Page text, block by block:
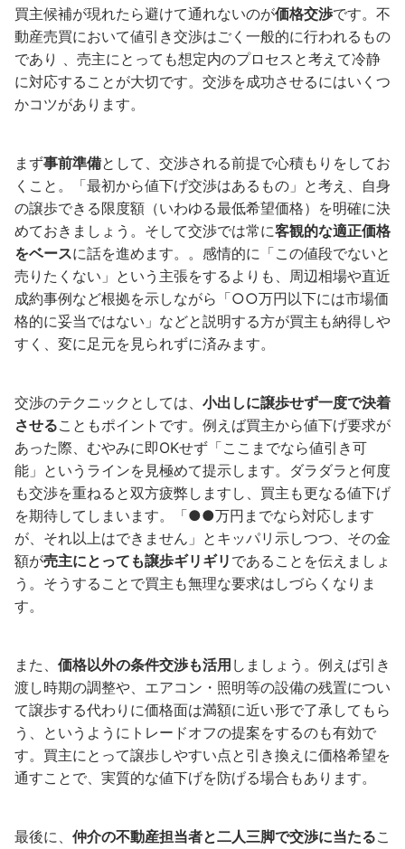
買主候補が現れたら避けて通れないのが価格交渉です。不
動産売買において値引き交渉はごく一般的に行われるもの
であり 、売主にとっても想定内のプロセスと考えて冷静
に対応することが大切です。交渉を成功させるにはいくつ
かコツがあります。
まず事前準備として、交渉される前提で心積もりをしてお
くこと。「最初から値下げ交渉はあるもの」と考え、自身
の譲歩できる限度額（いわゆる最低希望価格）を明確に決
めておきましょう。そして交渉では常に客観的な適正価格
をベースに話を進めます。。感情的に「この値段でないと
売りたくない」という主張をするよりも、周辺相場や直近
成約事例など根拠を示しながら「○○万円以下には市場価
格的に妥当ではない」などと説明する方が買主も納得しや
すく、変に足元を見られずに済みます。
交渉のテクニックとしては、 小出しに譲歩せず一度で決着
させることもポイントです。例えば買主から値下げ要求が
あった際、むやみに即OKせず「ここまでなら値引き可
能」というラインを見極めて提示します。ダラダラと何度
も交渉を重ねると双方疲弊しますし、買主も更なる値下げ
を期待してしまいます。「●●万円までなら対応します
が、それ以上はできません」とキッパリ示しつつ、その金
額が売主にとっても譲歩ギリギリ であることを伝えましょ
う。そうすることで買主も無理な要求はしづらくなりま
す。
また、 価格以外の条件交渉も活用 しましょう。例えば引き
渡し時期の調整や、エアコン・照明等の設備の残置につい
て譲歩する代わりに価格面は満額に近い形で了承してもら
う、というようにトレードオフの提案をするのも有効で
す。買主にとって譲歩しやすい点と引き換えに価格希望を
通すことで、実質的な値下げを防げる場合もあります。
最後に、 仲介の不動産担当者と二人三脚で交渉に当たるこ